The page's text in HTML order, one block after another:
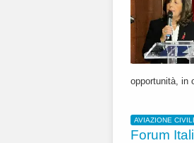
opportunità, in
AVIAZIONE
Forum